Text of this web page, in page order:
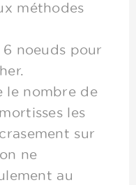
méthodes
noeuds pour
le nombre de
les
sur
ne
au